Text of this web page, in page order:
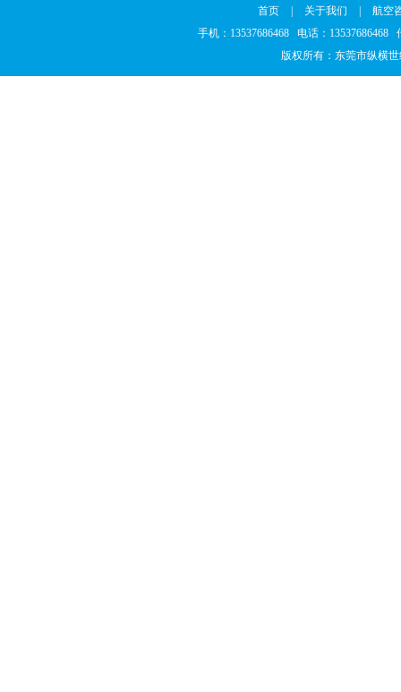
首页 关于我们
航空
手机：13537686468 电话：13537686468
版权所有：东莞市纵横